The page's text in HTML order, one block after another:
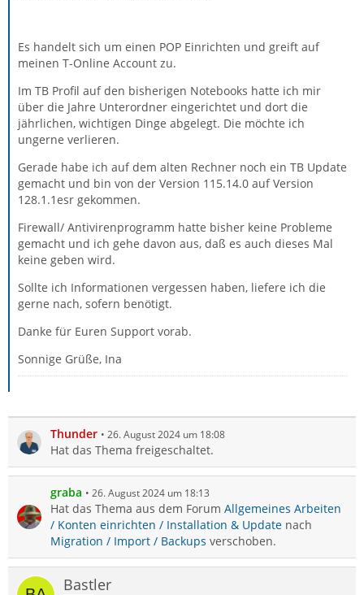
Es handelt sich um einen POP Einrichten und greift auf
meinen T-Online Account zu.
Im TB Profil auf den bisherigen Notebooks hatte ich mir
über die Jahre Unterordner eingerichtet und dort die
jährlichen, wichtigen Dinge abgelegt. Die möchte ich
ungerne verlieren.
Gerade habe ich auf dem alten Rechner noch ein TB Update
gemacht und bin von der Version 115.14.0 auf Version
128.1.1esr gekommen.
Firewall/ Antivirenprogramm hatte bisher keine Probleme
gemacht und ich gehe davon aus, daß es auch dieses Mal
keine geben wird.
Sollte ich Informationen vergessen haben, liefere ich die
gerne nach, sofern benötigt.
Danke für Euren Support vorab.
Sonnige Grüße, Ina
Thunder 26. August 2024 um 18:08
Hat das Thema freigeschaltet.
graba 26. August 2024 um 18:13
Hat das Thema aus dem Forum Allgemeines Arbeiten
/ Konten einrichten / Installation & Update nach
Migration / Import / Backups verschoben.
Bastler